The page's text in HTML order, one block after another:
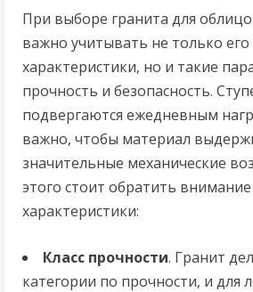
При выборе гранита для
важно учитывать не только
характеристики, но и такие
прочность и безопасность.
подвергаются ежедневным
важно, чтобы материал
значительные механические
этого стоит обратить
характеристики:
Класс прочности. Гранит
категории по прочности, и для